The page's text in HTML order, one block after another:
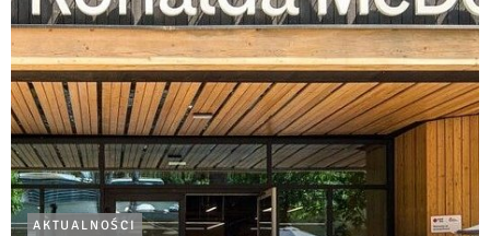
AKTUALNOŚCI